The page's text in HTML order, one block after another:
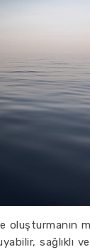
sağlıklı